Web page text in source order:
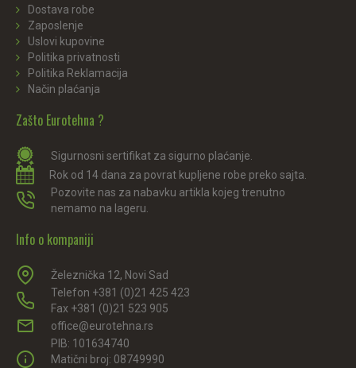
Dostava robe
Zaposlenje
Uslovi kupovine
Politika privatnosti
Politika Reklamacija
Način plaćanja
Zašto Eurotehna ?
Sigurnosni sertifikat za sigurno plaćanje.
Rok od 14 dana za povrat kupljene robe preko sajta.
Pozovite nas za nabavku artikla kojeg trenutno
nemamo na lageru.
Info o kompaniji
Železnička 12, Novi Sad
Telefon +381 (0)21 425 423
Fax +381 (0)21 523 905
office@eurotehna.rs
PIB: 101634740
Matični broj: 08749990